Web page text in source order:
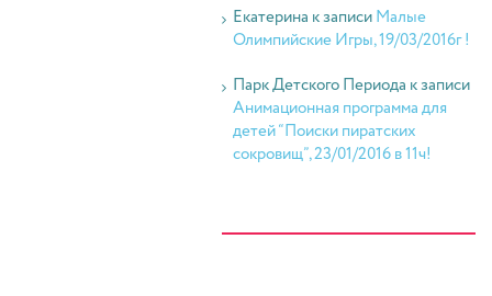
Екатерина к записиМалые
Олимпийские Игры, 19/03/2016г !
Парк Детского Периода к записи
Анимационная программа для
детей “Поиски пиратских
сокровищ”, 23/01/2016 в 11ч!